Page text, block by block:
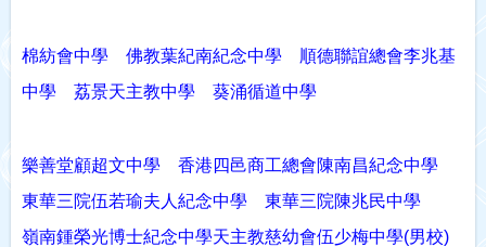
棉紡會中學 佛教葉紀南紀念中學
順德聯誼總會李兆基
中學
荔景天主教中學 葵涌循道中學
樂善堂顧超文中學
香港四邑商工總會陳南昌紀念中學
東華三院伍若瑜夫人紀念中學
東華三院陳兆民中學
嶺南鍾榮光博士紀念中學天主教慈幼會伍少梅中學(男校)